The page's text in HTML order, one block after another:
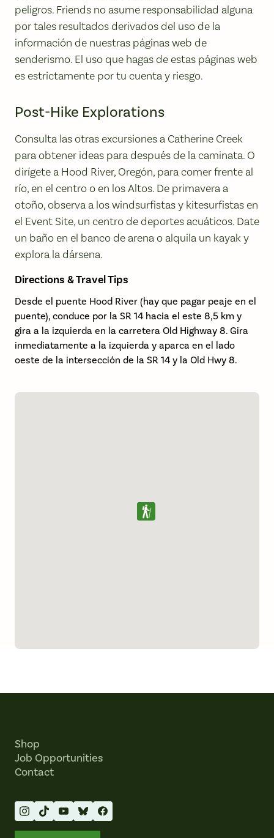
peligros. Friends no asume responsabilidad alguna
por tales resultados derivados del uso de la
información de nuestras páginas web de
senderismo. El uso que hagas de estas páginas web
es estrictamente por tu cuenta y riesgo.
Post-Hike Explorations
Consulta las otras excursiones a Catherine Creek
para obtener ideas para después de la caminata. O
dirígete a Hood River, Oregón, para comer frente al
río, en el centro o en los Altos. De primavera a
otoño, observa a los windsurfistas y kitesurfistas en
el Event Site, un centro de deportes acuáticos. Date
un baño en el banco de arena o alquila un kayak y
explora la dársena.
Directions & Travel Tips
Desde el puente Hood River (hay que pagar peaje en el
puente), conduce por la SR 14 hacia el este 8,5 km y
gira a la izquierda en la carretera Old Highway 8. Gira
inmediatamente a la izquierda y aparca en el lado
oeste de la intersección de la SR 14 y la Old Hwy 8.
Shop
Job Opportunities
Contact